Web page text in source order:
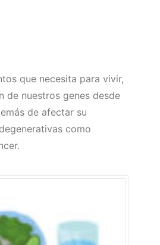
que necesita para vivir,
de nuestros genes desde
de afectar su
como